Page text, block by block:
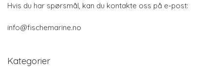
Hvis du har spørsmål, kan du kontakte oss på e-post:
info@fischemarine.no
Kategorier